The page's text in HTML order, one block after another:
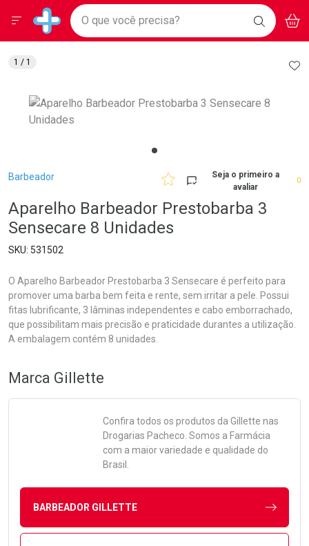
Drogarias Pacheco
Baixe nosso APP e aproveite Ofertas Exclusivas!
BAIXE
O APP
Ir direto para a home
pela página
Ir direto para o conteúdo
Ir direto para a busca
Ir direto para a conta
Ir direto para a notificações
Ir direto para o carrinho
Ir direto para o menu
Faça a sua busca
O que você precisa? BUSCAR
Menu
Breadcrumb
Barbeador
Seja o primeiro a
avaliar
0
Aparelho Barbeador Prestobarba 3
Sensecare 8 Unidades
531502
O Aparelho Barbeador Prestobarba 3 Sensecare é perfeito para
promover uma barba bem feita e rente, sem irritar a pele. Possui
fitas lubrificante, 3 lâminas independentes e cabo emborrachado,
que possibilitam mais precisão e praticidade durantes a utilização.
A embalagem contém 8 unidades.
1 / 1
Marca Gillette
Confira todos os produtos da Gillette nas
Drogarias Pacheco. Somos a Farmácia
com a maior variedade e qualidade do
Brasil.
BARBEADOR GILLETTE